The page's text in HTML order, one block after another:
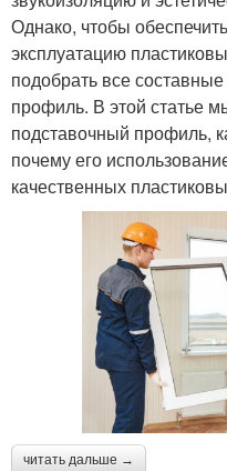
Однако, чтобы
эксплуатацию
подобрать все
профиль. В этой статье
подставочный профиль,
почему его
качественных
читать дальше →